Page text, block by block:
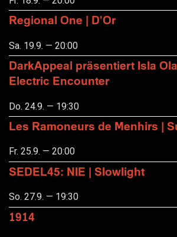
Regional One | D'Or
Sa. 19.9. — 20:00
DarkAppeal präsentiert Isla
Electric Encounter
Do. 24.9. — 19:30
Les Ramoneurs de Menhirs |
Fr. 25.9. — 20:00
SEDEL45: NIE | Slowlight
So. 27.9. — 19:30
1914